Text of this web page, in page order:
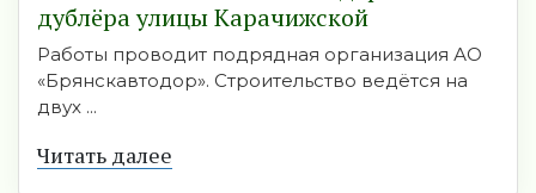
дублёра улицы Карачижской
Работы проводит подрядная организация АО
«Брянскавтодор». Строительство ведётся на
двух ...
Читать далее